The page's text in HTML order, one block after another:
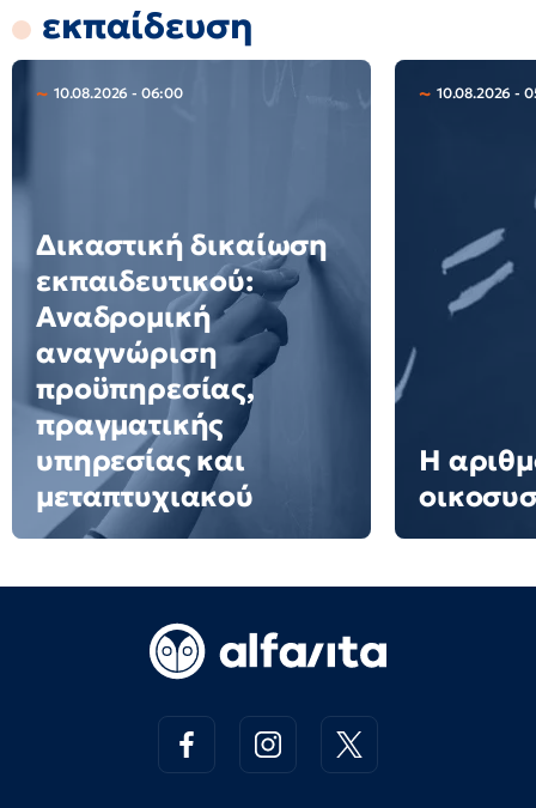
εκπαίδευση
10.08.2026 - 06:00
Δικαστική δικαίωση
εκπαιδευτικού:
Αναδρομική
αναγνώριση
προϋπηρεσίας,
πραγματικής
υπηρεσίας και
μεταπτυχιακού
10.08.2026 -
Η